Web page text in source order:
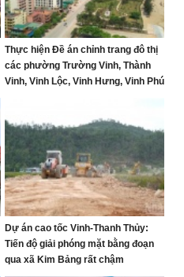
Thực hiện Đề án chỉnh trang đô thị
các phường Trường Vinh, Thành
Vinh, Vinh Lộc, Vinh Hưng, Vinh Phú
Dự án cao tốc Vinh-Thanh Thủy:
Tiến độ giải phóng mặt bằng đoạn
qua xã Kim Bảng rất chậm